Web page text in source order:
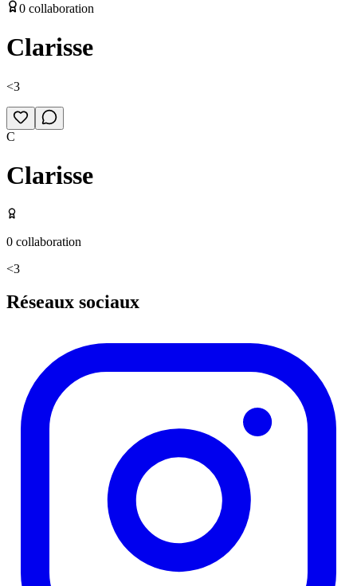
0 collaboration
Clarisse
<3
C
Clarisse
0 collaboration
<3
Réseaux sociaux